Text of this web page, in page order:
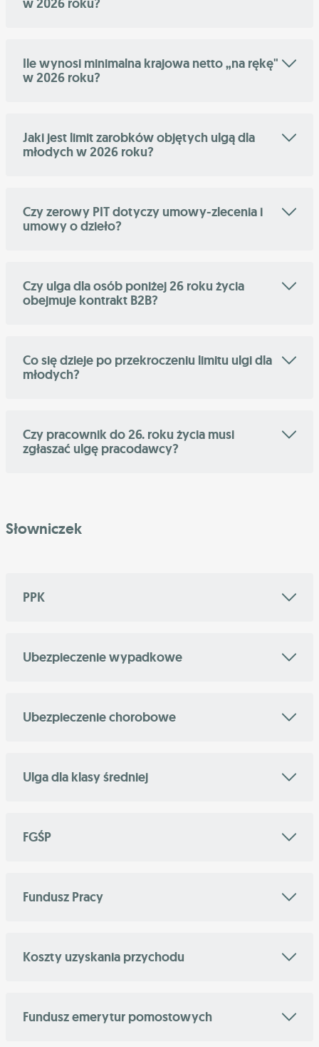
w 2026 roku?
Ile wynosi minimalna krajowa netto „na rękę"
w 2026 roku?
Jaki jest limit zarobków objętych ulgą dla
młodych w 2026 roku?
Czy zerowy PIT dotyczy umowy-zlecenia i
umowy o dzieło?
Czy ulga dla osób poniżej 26 roku życia
obejmuje kontrakt B2B?
Co się dzieje po przekroczeniu limitu ulgi dla
młodych?
Czy pracownik do 26. roku życia musi
zgłaszać ulgę pracodawcy?
Słowniczek
PPK
Ubezpieczenie wypadkowe
Ubezpieczenie chorobowe
Ulga dla klasy średniej
FGŚP
Fundusz Pracy
Koszty uzyskania przychodu
Fundusz emerytur pomostowych